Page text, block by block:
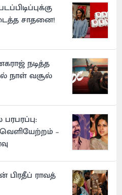
சாதனை!
நடித்த
நாள் வசூல்
–
பிரதீப் ராவத்